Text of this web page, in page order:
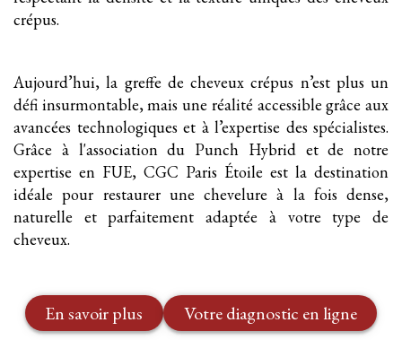
crépus.
Aujourd’hui, la greffe de cheveux crépus n’est plus un
défi insurmontable, mais une réalité accessible grâce aux
avancées technologiques et à l’expertise des spécialistes.
Grâce à l'association du Punch Hybrid et de notre
expertise en FUE, CGC Paris Étoile est la destination
idéale pour restaurer une chevelure à la fois dense,
naturelle et parfaitement adaptée à votre type de
cheveux.
En savoir plus Votre diagnostic en ligne